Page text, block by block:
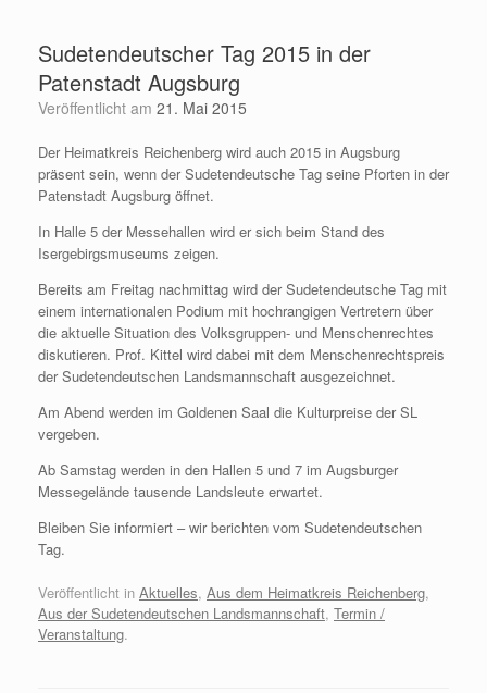
springenSudetendeutscher Tag 2015 in der
Patenstadt Augsburg
Veröffentlicht am 21. Mai 2015
Der Heimatkreis Reichenberg wird auch 2015 in Augsburg
präsent sein, wenn der Sudetendeutsche Tag seine Pforten in der
Patenstadt Augsburg öffnet.
In Halle 5 der Messehallen wird er sich beim Stand des
Isergebirgsmuseums zeigen.
Bereits am Freitag nachmittag wird der Sudetendeutsche Tag mit
einem internationalen Podium mit hochrangigen Vertretern über
die aktuelle Situation des Volksgruppen- und Menschenrechtes
diskutieren. Prof. Kittel wird dabei mit dem Menschenrechtspreis
der Sudetendeutschen Landsmannschaft ausgezeichnet.
Am Abend werden im Goldenen Saal die Kulturpreise der SL
vergeben.
Ab Samstag werden in den Hallen 5 und 7 im Augsburger
Messegelände tausende Landsleute erwartet.
Bleiben Sie informiert – wir berichten vom Sudetendeutschen
Tag.
Veröffentlicht in Aktuelles, Aus dem Heimatkreis Reichenberg,
Aus der Sudetendeutschen Landsmannschaft, Termin /
Veranstaltung.